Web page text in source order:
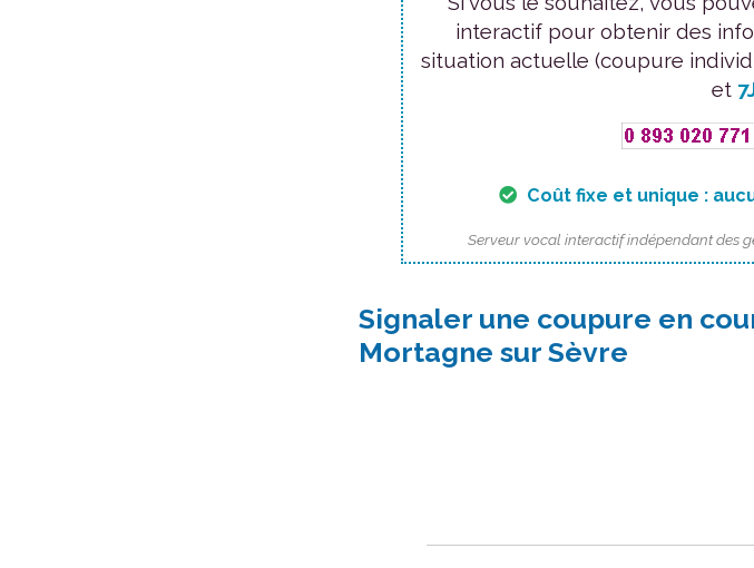
interactif pour obtenir des
situation actuelle (coupure
et
Coût fixe et unique :
Serveur vocal interactif indépendant des
Signaler une coupure en
Mortagne sur Sèvre